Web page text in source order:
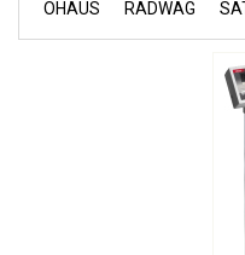
OHAUS
RADWAG